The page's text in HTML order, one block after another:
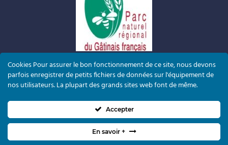
©2022 La Chapelle la Reine — ConceptionAgence Nova
Cookies Pour assurer le bon fonctionnement de ce site, nous devons
parfois enregistrer de petits fichiers de données sur l'équipement de
nos utilisateurs. La plupart des grands sites web font de même.
Accepter
En savoir +